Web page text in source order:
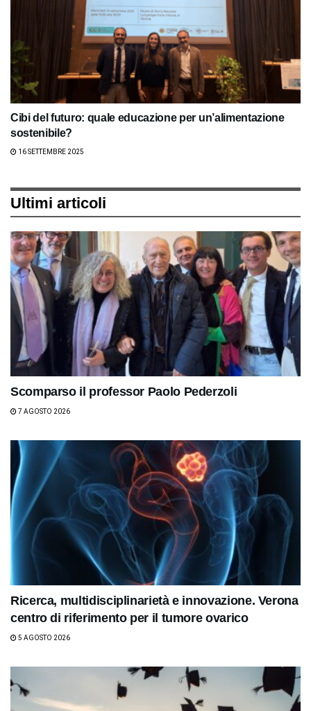
Cibi del futuro: quale educazione per un’alimentazione
sostenibile?
16 SETTEMBRE 2025
Ultimi articoli
Scomparso il professor Paolo Pederzoli
7 AGOSTO 2026
Ricerca, multidisciplinarietà e innovazione. Verona
centro di riferimento per il tumore ovarico
5 AGOSTO 2026